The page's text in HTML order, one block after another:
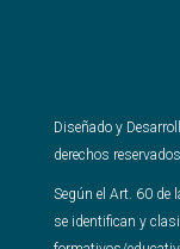
Diseñado y
derechos reservados
Según el Art. 60 de
se identifican y